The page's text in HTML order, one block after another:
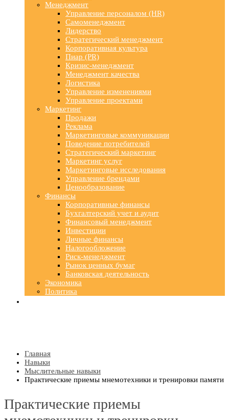
Менеджмент
Управление персоналом (HR)
Самоменеджмент
Лидерство
Стратегический менеджмент
Корпоративная культура
Пиар (PR)
Кризис-менеджмент
Менеджмент качества
Логистика
Управление изменениями
Управление проектами
Маркетинг
Продажи
Реклама
Маркетинговые коммуникации
Поведение потребителей
Стратегический маркетинг
Маркетинг услуг
Маркетинговые исследования
Управление брендами
Ценообразование
Финансы
Корпоративные финансы
Бухгалтерский учет и аудит
Финансовый менеджмент
Инвестиции
Личные финансы
Налогообложение
Риск-менеджмент
Рынок ценных бумаг
Банковская деятельность
Экономика
Политика
Главная
Навыки
Мыслительные навыки
Практические приемы мнемотехники и тренировки памяти
Практические приемы